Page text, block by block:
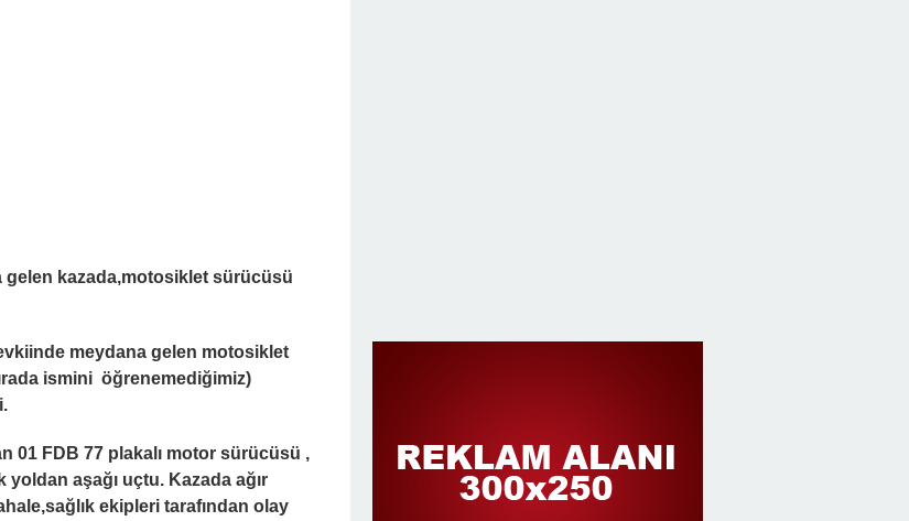
kazada,motosiklet sürücüsü
meydana gelen motosiklet
ismini öğrenemediğimiz)
01 FDB 77 plakalı motor sürücüsü ,
aşağı uçtu. Kazada ağır
ekipleri tarafından olay